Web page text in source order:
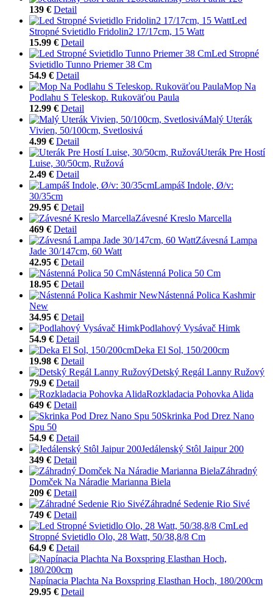
139 € Detail
Led
Stropné Svietidlo Fridolin2 17/17cm, 15 Watt
15.99 € Detail
Led Stropné
Svietidlo Tunno Priemer 38 Cm
54.9 € Detail
Mop Na
Podlahu S Teleskop. Rukoväťou Paula
12.99 € Detail
Malý Uterák
Vivien, 50/100cm, Svetlosivá
4.99 € Detail
Uterák Pre Hostí
Luise, 30/50cm, Ružová
2.49 € Detail
Lampáš Indole, Ø/v:
30/35cm
29.95 € Detail
Závesné Kreslo Marcella
469 € Detail
Závesná Lampa
Jade 30/147cm, 60 Watt
42.95 € Detail
Nástenná Polica 50 Cm
18.95 € Detail
Nástenná Polica Kashmir
New
34.95 € Detail
Podlahový Vysávač Himk
54.9 € Detail
Deka El Sol, 150/200cm
19.98 € Detail
Detský Regál Lanny Ružový
79.9 € Detail
Rozkladacia Pohovka Alida
649 € Detail
Skrinka Pod Drez Nano
Spu 50
54.9 € Detail
Jedálenský Stôl Jaipur 200
349 € Detail
Záhradný
Domček Na Náradie Marianna Biela
209 € Detail
Záhradné Sedenie Rio Sivé
749 € Detail
Led
Stropné Svietidlo Olo, 28 Watt, 50/38,8/8 Cm
64.9 € Detail
Napínacia Plachta Na Boxspring Elasthan Hoch, 180/200cm
29.95 € Detail